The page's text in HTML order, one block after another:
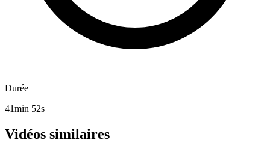
Durée
41min 52s
Vidéos similaires